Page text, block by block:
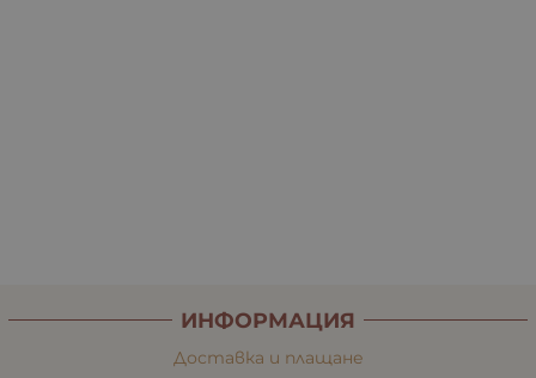
ИНФОРМАЦИЯ
Доставка и плащане